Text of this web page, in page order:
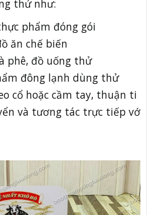
thử như:
phẩm đóng gói
ăn chế biến
phê, đồ uống thử
đông lạnh dùng thử
cổ hoặc cầm tay, thuận ti
và tương tác trực tiếp vớ